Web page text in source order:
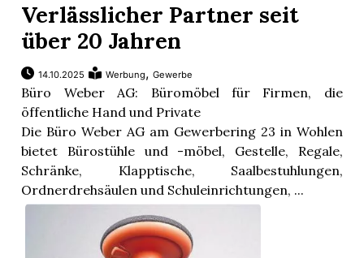
Verlässlicher Partner seit
über 20 Jahren
14.10.2025 Werbung,Gewerbe
Büro Weber AG: Büromöbel für Firmen, die
öffentliche Hand und Private
Die Büro Weber AG am Gewerbering 23 in Wohlen
bietet Bürostühle und -möbel, Gestelle, Regale,
Schränke, Klapptische, Saalbestuhlungen,
Ordnerdrehsäulen und Schuleinrichtungen, ...